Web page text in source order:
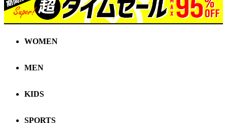
WOMEN
MEN
KIDS
SPORTS